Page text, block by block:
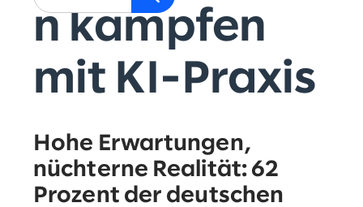
n kämpfen
mit KI-Praxis
Hohe Erwartungen,
nüchterne Realität: 62
Prozent der deutschen